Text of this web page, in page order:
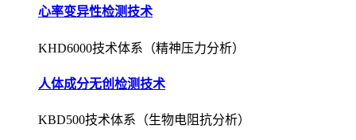
心率变异性检测技术
KHD6000技术体系（精神压力分析）
人体成分无创检测技术
KBD500技术体系（生物电阻抗分析）